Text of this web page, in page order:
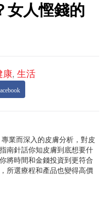
女人慳錢的
康, 生活
業而深入的皮膚分析，對皮
南針話你知皮膚到底想要什
將時間和金錢投資到更符合
所選療程和產品也變得高價